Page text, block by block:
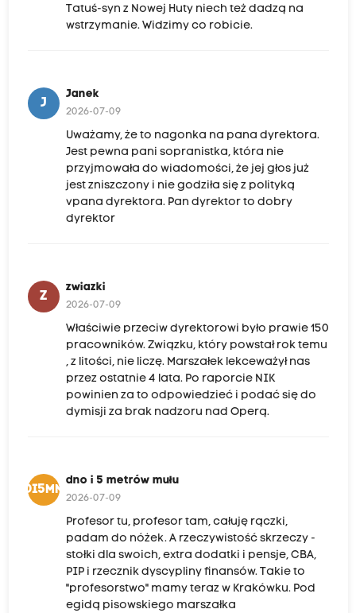
Tatuś-syn z Nowej Huty niech też dadzą na
wstrzymanie. Widzimy co robicie.
J
Janek
2026-07-09
Uważamy, że to nagonka na pana dyrektora.
Jest pewna pani sopranistka, która nie
przyjmowała do wiadomości, że jej głos już
jest zniszczony i nie godziła się z polityką
vpana dyrektora. Pan dyrektor to dobry
dyrektor
Z
zwiazki
2026-07-09
Właściwie przeciw dyrektorowi było prawie 150
pracowników. Związku, który powstał rok temu
, z litości, nie liczę. Marszałek lekceważył nas
przez ostatnie 4 lata. Po raporcie NIK
powinien za to odpowiedzieć i podać się do
dymisji za brak nadzoru nad Operą.
DI5MM
dno i 5 metrów mułu
2026-07-09
Profesor tu, profesor tam, całuję rączki,
padam do nóżek. A rzeczywistość skrzeczy -
stołki dla swoich, extra dodatki i pensje, CBA,
PIP i rzecznik dyscypliny finansów. Takie to
"profesorstwo" mamy teraz w Krakówku. Pod
egidą pisowskiego marszałka